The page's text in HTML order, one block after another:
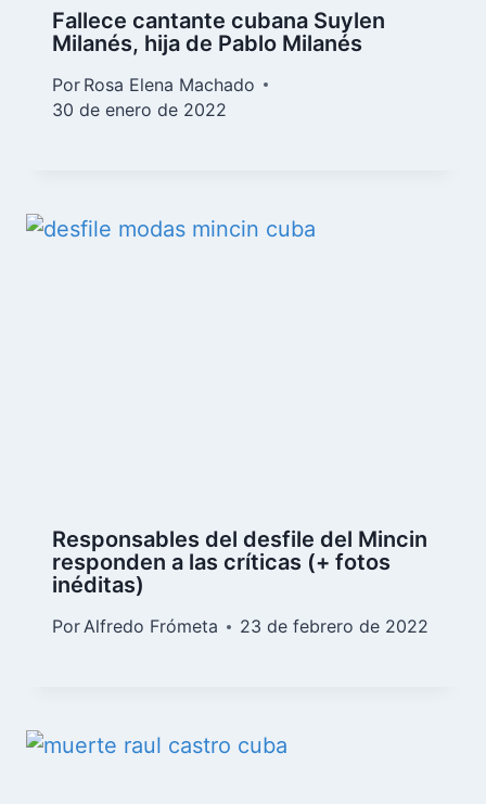
Fallece cantante cubana Suylen
Milanés, hija de Pablo Milanés
Por Rosa Elena Machado
30 de enero de 2022
Responsables del desfile del Mincin
responden a las críticas (+ fotos
inéditas)
PorAlfredo Frómeta 23 de febrero de 2022